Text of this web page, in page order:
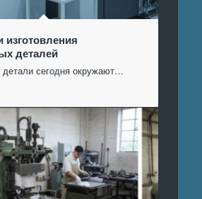
изготовления
деталей
детали сегодня окружают…